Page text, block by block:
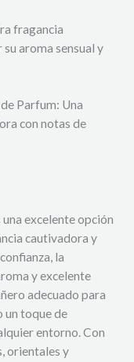
fragancia
aroma sensual y
Parfum: Una
con notas de
excelente opción
cautivadora y
la
y excelente
adecuado para
un toque de
entorno. Con
orientales y